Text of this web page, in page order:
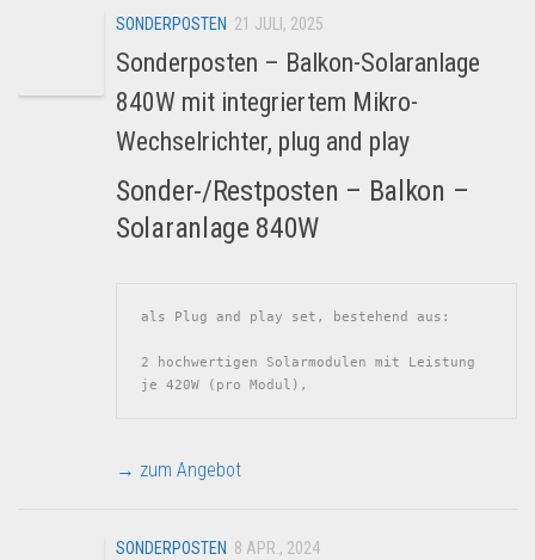
SONDERPOSTEN 21 JULI, 2025
Sonderposten – Balkon-Solaranlage
840W mit integriertem Mikro-
Wechselrichter, plug and play
Sonder-/Restposten – Balkon –
Solaranlage 840W
als Plug and play set, bestehend aus:
2 hochwertigen Solarmodulen mit Leistung
je 420W (pro Modul),
→ zum Angebot
SONDERPOSTEN 8 APR., 2024